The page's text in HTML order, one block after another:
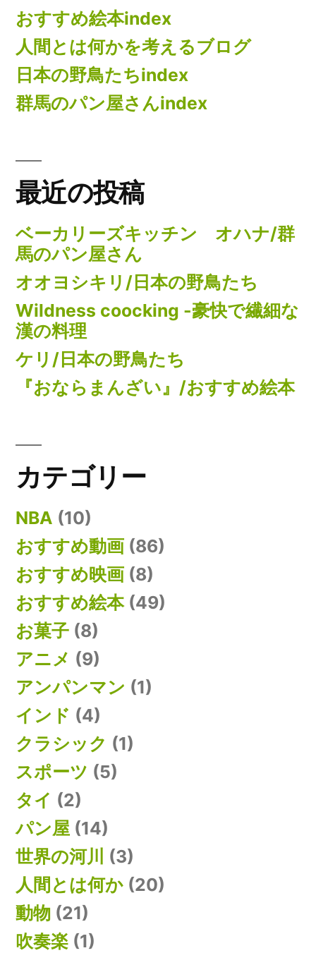
おすすめ絵本index
人間とは何かを考えるブログ
日本の野鳥たちindex
群馬のパン屋さんindex
最近の投稿
ベーカリーズキッチン オハナ/群
馬のパン屋さん
オオヨシキリ/日本の野鳥たち
Wildness coocking -豪快で繊細な
漢の料理
ケリ/日本の野鳥たち
『おならまんざい』/おすすめ絵本
カテゴリー
NBA (10)
おすすめ動画 (86)
おすすめ映画 (8)
おすすめ絵本(49)
お菓子 (8)
アニメ (9)
アンパンマン (1)
インド (4)
クラシック (1)
スポーツ (5)
タイ (2)
パン屋 (14)
世界の河川 (3)
人間とは何か (20)
動物 (21)
吹奏楽 (1)